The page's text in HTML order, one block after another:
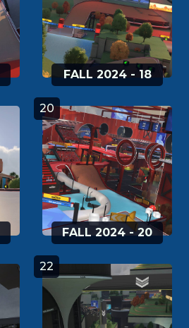
FALL 2024 - 18
20
FALL 2024 - 20
22